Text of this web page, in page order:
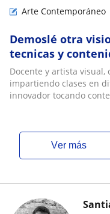
Arte Contemporáneo
Demoslé otra
tecnicas y
Docente y artista visual,
impartiendo clases en
innovador tocando
ver más